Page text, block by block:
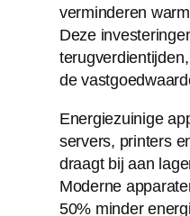
verminderen
Deze
de
Energiezuinige
servers, printers
draagt bij aan
Moderne
50% minder